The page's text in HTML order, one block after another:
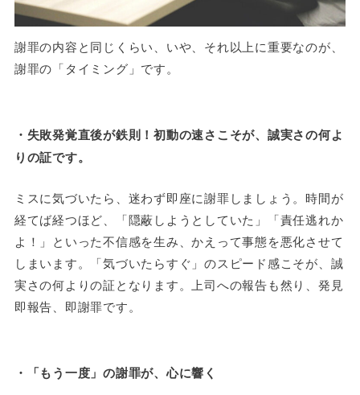
謝罪の内容と同じくらい、いや、それ以上に重要なのが、
謝罪の「タイミング」です。
・失敗発覚直後が鉄則！初動の速さこそが、誠実さの何よ
りの証です。
ミスに気づいたら、迷わず即座に謝罪しましょう。時間が
経てば経つほど、「隠蔽しようとしていた」「責任逃れか
よ！」といった不信感を生み、かえって事態を悪化させて
しまいます。「気づいたらすぐ」のスピード感こそが、誠
実さの何よりの証となります。上司への報告も然り、発見
即報告、即謝罪です。
・「もう一度」の謝罪が、心に響く